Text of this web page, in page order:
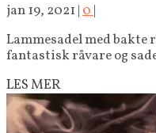
jan 19, 2021 | 0 |
Lammesadel med bakte
fantastisk råvare og
LES MER